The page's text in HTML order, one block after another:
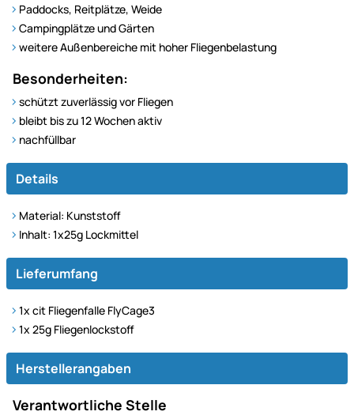
Paddocks, Reitplätze, Weide
Campingplätze und Gärten
weitere Außenbereiche mit hoher Fliegenbelastung
Besonderheiten:
schützt zuverlässig vor Fliegen
bleibt bis zu 12 Wochen aktiv
nachfüllbar
Details
Material: Kunststoff
Inhalt: 1x25g Lockmittel
Lieferumfang
1x cit Fliegenfalle FlyCage3
1x 25g Fliegenlockstoff
Herstellerangaben
Verantwortliche Stelle